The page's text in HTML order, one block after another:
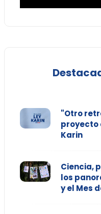
"Otro
proyecto
Karin
Ciencia,
los
y el Mes